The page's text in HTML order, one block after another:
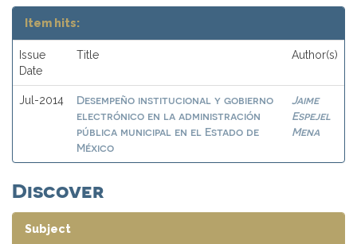
Item hits:
Issue
Date
Title Author(s)
Jul-2014
Desempeño institucional y gobierno
electrónico en la administración
pública municipal en el Estado de
México
Jaime
Espejel
Mena
Discover
Subject